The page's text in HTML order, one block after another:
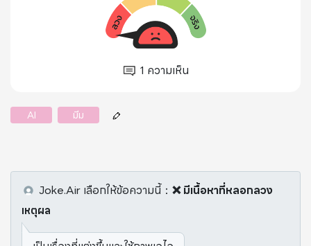
1 ความเห็น
AI มีม
Joke.Air เลือกให้ข้อความนี้： ❌ มีเนื้อหาที่หลอกลวง
เหตุผล